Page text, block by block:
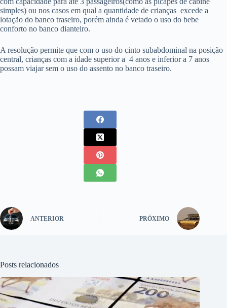
simples) ou nos casos em qual a quantidade de crianças excede a
lotação do banco traseiro, porém ainda é vetado o uso do bebe
conforto no banco dianteiro.
A resolução permite que com o uso do cinto subabdominal na posição
central, crianças com a idade superior a 4 anos e inferior a 7 anos
possam viajar sem o uso do assento no banco traseiro.
ANTERIOR PRÓXIMO
Posts relacionados